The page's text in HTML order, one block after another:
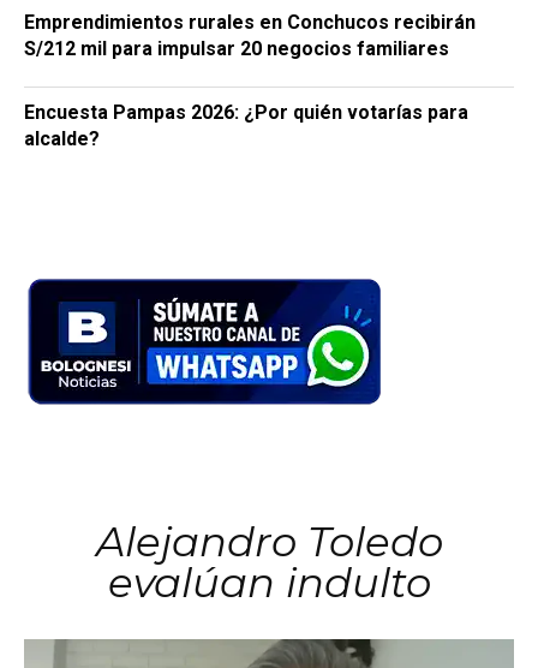
Emprendimientos rurales en Conchucos recibirán
S/212 mil para impulsar 20 negocios familiares
Encuesta Pampas 2026: ¿Por quién votarías para
alcalde?
Alejandro Toledo
evalúan indulto